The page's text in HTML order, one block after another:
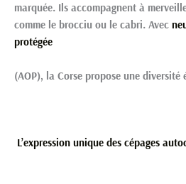
marquée. Ils accompagnent à
comme le brocciu ou le cabri. Avec
protégée
(AOP), la Corse propose une
L’expression unique des cépages